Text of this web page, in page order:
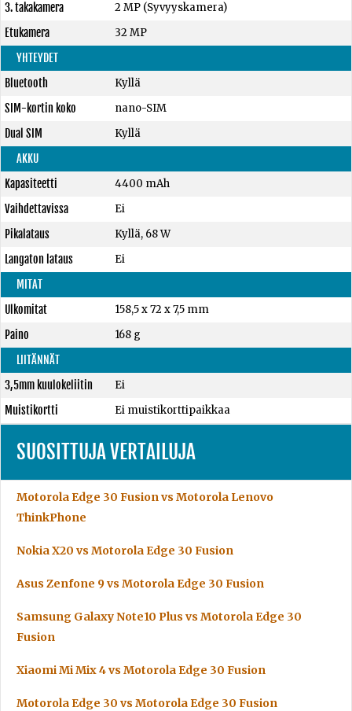
3. takakamera
2 MP (Syvyyskamera)
Etukamera
32 MP
YHTEYDET
Bluetooth
Kyllä
SIM-kortin koko
nano-SIM
Dual SIM
Kyllä
AKKU
Kapasiteetti
4400 mAh
Vaihdettavissa
Ei
Pikalataus
Kyllä, 68 W
Langaton lataus
Ei
MITAT
Ulkomitat
158,5 x 72 x 7,5 mm
Paino
168 g
LIITÄNNÄT
3,5mm kuulokeliitin
Ei
Muistikortti
Ei muistikorttipaikkaa
SUOSITTUJA VERTAILUJA
Motorola Edge 30 Fusion vs Motorola Lenovo
ThinkPhone
Nokia X20 vs Motorola Edge 30 Fusion
Asus Zenfone 9 vs Motorola Edge 30 Fusion
Samsung Galaxy Note10 Plus vs Motorola Edge 30
Fusion
Xiaomi Mi Mix 4 vs Motorola Edge 30 Fusion
Motorola Edge 30 vs Motorola Edge 30 Fusion